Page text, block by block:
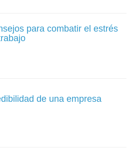
para combatir el estrés
de una empresa